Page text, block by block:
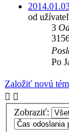
od
3
Po
Založiť novú
Zobraziť: